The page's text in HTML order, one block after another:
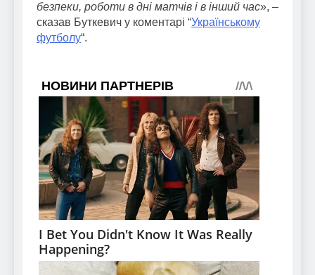
безпеки, роботи в дні матчів і в інший час», –
сказав Буткевич у коментарі “Українському
футболу“.